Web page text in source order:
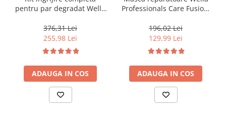
pentru par degradat Wella
Salon Size
376,31 Lei
255,98 Lei
ADAUGA IN COS
Professionals Care Fusion,
196,02 Lei
129,99 Lei
ADAUGA IN COS